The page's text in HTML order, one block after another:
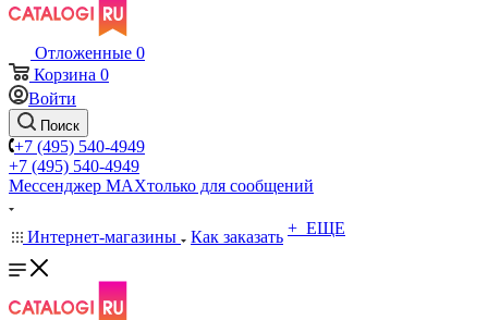
Отложенные 0
Корзина 0
Войти
Поиск
+7 (495) 540-4949
+7 (495) 540-4949
Мессенджер МАХтолько для сообщений
Интернет-магазины Как заказать + ЕЩЕ